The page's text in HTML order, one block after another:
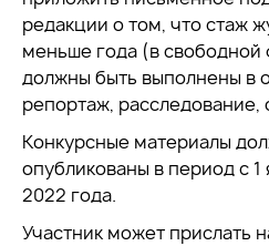
редакции о том, что стаж
меньше года (в
должны быть выполнены в
репортаж, расследование,
Конкурсные материалы
опубликованы в период с 1
2022 года.
Участник может прислать